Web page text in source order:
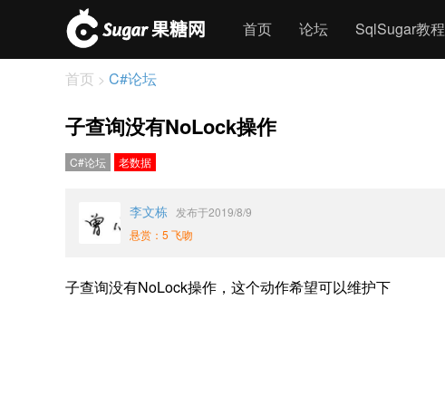
首页 论坛 SqlSugar教程
首页 > C#论坛
子查询没有NoLock操作
C#论坛 老数据
李文栋
发布于2019/8/9
悬赏：5 飞吻
子查询没有NoLock操作，这个动作希望可以维护下